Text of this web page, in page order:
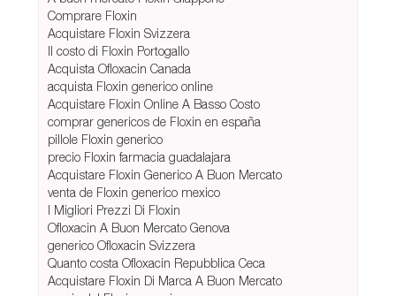
Comprare Floxin
Acquistare Floxin Svizzera
Il costo di Floxin Portogallo
Acquista Ofloxacin Canada
acquista Floxin generico online
Acquistare Floxin Online A Basso Costo
comprar genericos de Floxin en españa
pillole Floxin generico
precio Floxin farmacia guadalajara
Acquistare Floxin Generico A Buon Mercato
venta de Floxin generico mexico
I Migliori Prezzi Di Floxin
Ofloxacin A Buon Mercato Genova
generico Ofloxacin Svizzera
Quanto costa Ofloxacin Repubblica Ceca
Acquistare Floxin Di Marca A Buon Mercato